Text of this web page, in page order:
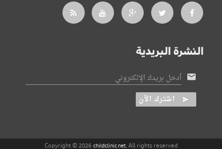
النشرة البريدية
أدخل بريدك الإلكتروني
اشترك الآن
Copyright © 2026 childclinic.net, All rights reserved